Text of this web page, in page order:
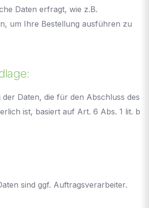
Daten erfragt, wie z.B.
um Ihre Bestellung ausführen zu
der Daten, die für den Abschluss des
ist, basiert auf Art. 6 Abs. 1 lit. b
sind ggf. Auftragsverarbeiter.